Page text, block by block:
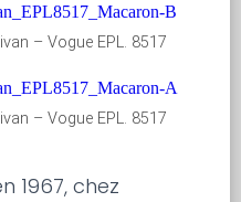
– Vogue EPL. 8517
– Vogue EPL. 8517
1967, chez